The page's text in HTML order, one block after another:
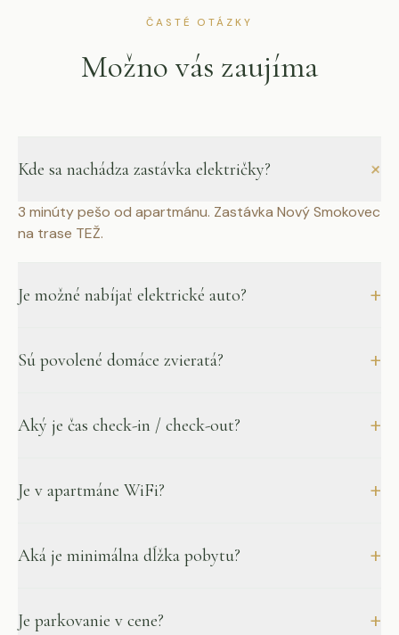
ČASTÉ OTÁZKY
Možno vás zaujíma
Kde sa nachádza zastávka električky? +
3 minúty pešo od apartmánu. Zastávka Nový Smokovec
na trase TEŽ.
Je možné nabíjať elektrické auto? +
Sú povolené domáce zvieratá? +
Aký je čas check-in / check-out? +
Je v apartmáne WiFi? +
Aká je minimálna dĺžka pobytu? +
Je parkovanie v cene? +